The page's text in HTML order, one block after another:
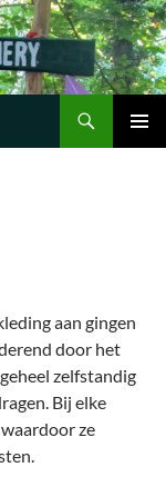
aan gingen
door het
zelfstandig
Bij elke
ze